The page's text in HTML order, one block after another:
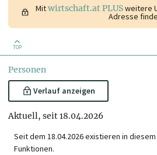
Mitwirtschaft.at PLUSweitere
Adresse
TOP
Personen
Verlauf anzeigen
Aktuell, seit 18.04.2026
Seit dem 18.04.2026 existieren in
Funktionen.